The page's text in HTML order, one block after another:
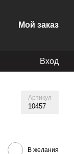
Мой заказ
Вход
Артикул
10457
В желания